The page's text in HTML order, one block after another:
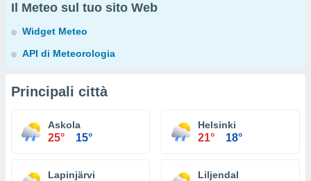
Il Meteo sul tuo sito Web
Widget Meteo
API di Meteorologia
Principali città
Askola
25° 15°
Helsinki
21° 18°
Lapinjärvi Liljendal